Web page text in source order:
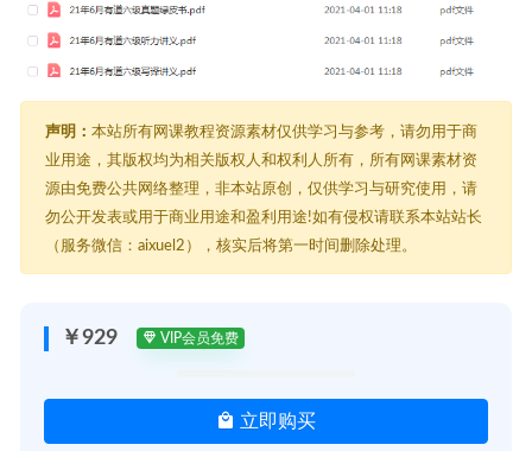
声明： 本站所有网课教程资源素材仅供学习与参考，请勿用于商
业用途，其版权均为相关版权人和权利人所有，所有网课素材资
源由免费公共网络整理，非本站原创，仅供学习与研究使用，请
勿公开发表或用于商业用途和盈利用途!如有侵权请联系本站站长
（服务微信：aixuel2），核实后将第一时间删除处理。
￥929 VIP会员免费
立即购买